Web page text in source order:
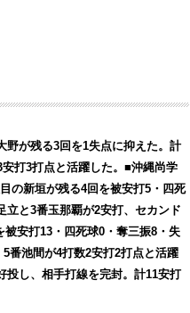
野が残る3回を1失点に抑えた。計
打3打点と活躍した。■沖縄尚学
の新垣が残る4回を被安打5・四死
立と3番玉那覇が2安打、セカンド
安打13・四死球0・奪三振8・失
番池間が4打数2安打2打点と活躍
投し、相手打線を完封。計11安打